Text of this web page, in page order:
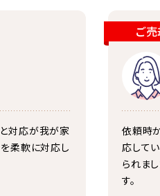
対応が我が家
柔軟に対応し
ご
依頼時
応して
られま
す。